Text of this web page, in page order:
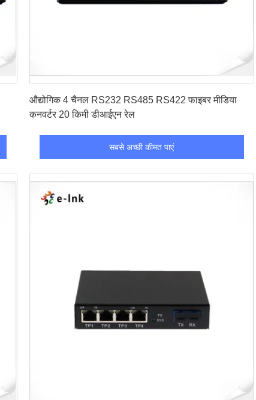
औद्योगिक 4 चैनल RS232 RS485 RS422 फाइबर मीडिया
कनवर्टर 20 किमी डीआईएन रेल
सबसे अच्छी कीमत पाएं